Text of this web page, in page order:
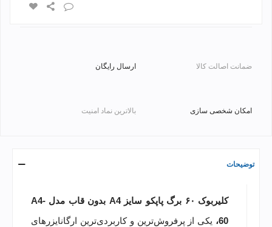
ضمانت اصالت کالا ارسال رایگان
امکان شخصی سازی بالاترین نماد امنیت
توضیحات
کلیربوک ۶۰ برگ پاپکو سایز A4 بدون قاب مدل A4-
60،
یکی از پرفروش‌ترین و کاربردی‌ترین ارگانایزرهای